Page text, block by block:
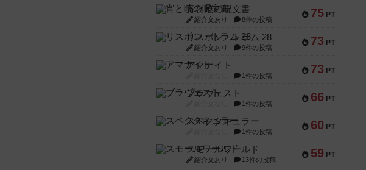
75 PT
宵と暁の呪文書
紹介文あり 8件の投稿
73 PT
リスボン・トラム 28
紹介文あり 9件の投稿
73 PT
アマナイト
1件の投稿
66 PT
ブラヴェスト
1件の投稿
60 PT
スペクタキュラー
1件の投稿
59 PT
スモールワールド
紹介文あり 13件の投稿